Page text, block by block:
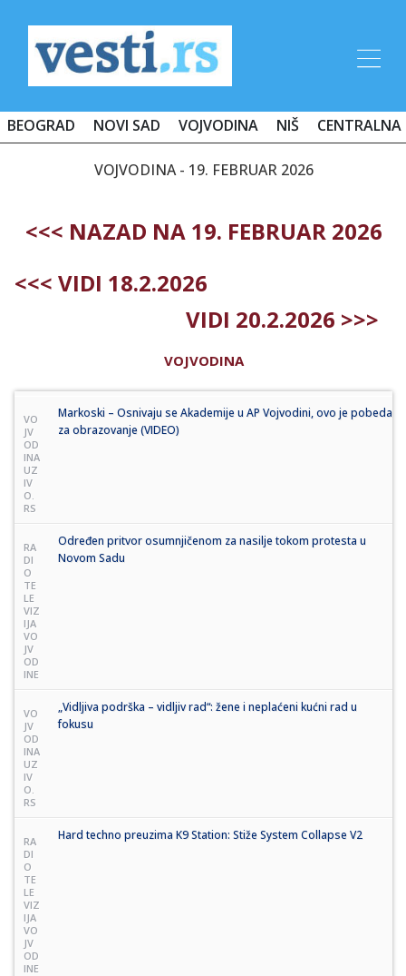
BEOGRAD NOVI SAD VOJVODINA NIŠ CENTRALNA
VOJVODINA - 19. FEBRUAR 2026
<<< NAZAD NA 19. FEBRUAR 2026
<<< VIDI 18.2.2026
VIDI 20.2.2026 >>>
VOJVODINA
VO
JV
OD
INA
UZ
IV
O.
RS
Markoski – Osnivaju se Akademije u AP Vojvodini, ovo je pobeda
za obrazovanje (VIDEO)
RA
DI
O
TE
LE
VIZ
IJA
VO
JV
OD
INE
Određen pritvor osumnjičenom za nasilje tokom protesta u
Novom Sadu
VO
JV
OD
INA
UZ
IV
O.
RS
„Vidljiva podrška – vidljiv rad“: žene i neplaćeni kućni rad u
fokusu
RA
DI
O
TE
LE
VIZ
IJA
VO
JV
OD
INE
Hard techno preuzima K9 Station: Stiže System Collapse V2